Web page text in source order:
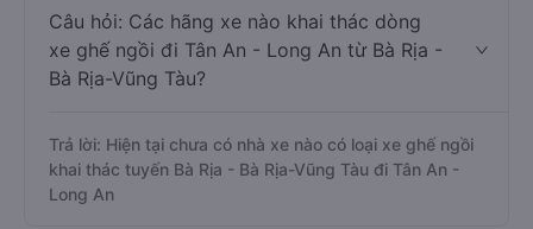
Câu hỏi: Các hãng xe nào khai thác dòng
xe ghế ngồi đi Tân An - Long An từ Bà Rịa -
Bà Rịa-Vũng Tàu?
Trả lời: Hiện tại chưa có nhà xe nào có loại xe ghế ngồi
khai thác tuyến Bà Rịa - Bà Rịa-Vũng Tàu đi Tân An -
Long An